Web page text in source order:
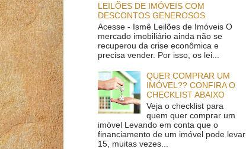
LEILÕES DE IMÓVEIS COM
DESCONTOS GENEROSOS
Acesse - Ismê Leilões de Imóveis O
mercado imobiliário ainda não se
recuperou da crise econômica e
precisa vender. Por isso, os lei...
QUER COMPRAR UM
IMÓVEL?? CONFIRA O
CHECKLIST ABAIXO
Veja o checklist para
quem quer comprar um
imóvel Levando em conta que o
financiamento de um imóvel pode levar
15, muitas vezes...